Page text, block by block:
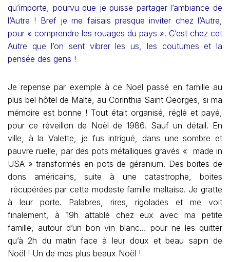
qu’importe, pourvu que je puisse partager l’ambiance de
l’Autre ! Bref je me faisais presque inviter chez l’Autre,
pour « comprendre les rouages du pays ». C’est chez cet
Autre que l’on sent vibrer les us, les coutumes et la
pensée des gens !
Je repense par exemple à ce Noël passé en famille au
plus bel hôtel de Malte, au Corinthia Saint Georges, si ma
mémoire est bonne ! Tout était organisé, réglé et payé,
pour ce réveillon de Noël de 1986. Sauf un détail. En
ville, à la Valette, je fus intrigué, dans une sombre et
pauvre ruelle, par des pots métalliques gravés « made in
USA » transformés en pots de géranium. Des boites de
dons américains, suite à une catastrophe, boites
récupérées par cette modeste famille maltaise. Je gratte
à leur porte. Palabres, rires, rigolades et me voit
finalement, à 19h attablé chez eux avec ma petite
famille, autour d’un bon vin blanc… pour ne les quitter
qu’à 2h du matin face à leur doux et beau sapin de
Noël ! Un de mes plus beaux Noël !